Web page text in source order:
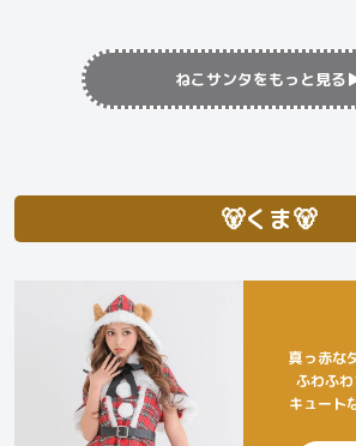
ねこサンタをもっと見る
🐻くま🐻
真っ赤な
ふわふ
キュート